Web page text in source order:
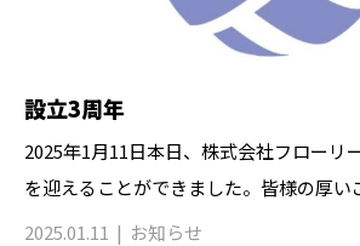
設立3周年
2025年1月11日本日、株式会社フローリ
を迎えることができました。皆様の厚い
2025.01.11
お知らせ